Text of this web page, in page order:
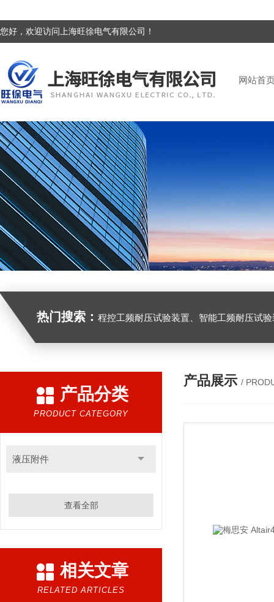
您好，欢迎访问上海旺徐电气有限公司！
网站首
热门搜索： 程控工频耐压试验装置、智能工频耐压试验装置、工频耐压试验装置、工频耐压试验仪、工频耐压试验台、高压耐压试
产品分类
PRODUCT CATEGORY
液压附件
查看全部
相关文章
RELATED ARTICLES
产品展示 /